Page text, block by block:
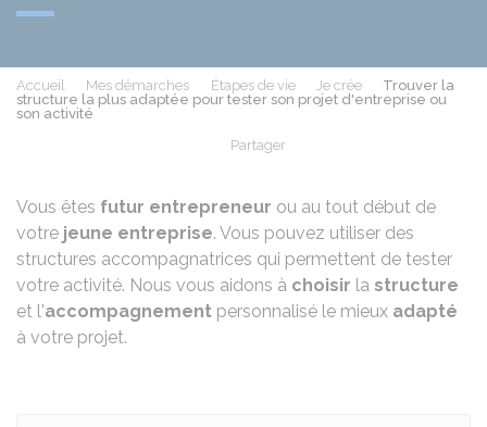
Accueil Mes démarches Étapes de vie Je crée
Trouver la
structure la plus adaptée pour tester son projet d'entreprise ou
son activité
Partager
Vous êtes futur entrepreneur ou au tout début de
votre jeune entreprise. Vous pouvez utiliser des
structures accompagnatrices qui permettent de tester
votre activité. Nous vous aidons à choisir la structure
et l'accompagnement personnalisé le mieux adapté
à votre projet.